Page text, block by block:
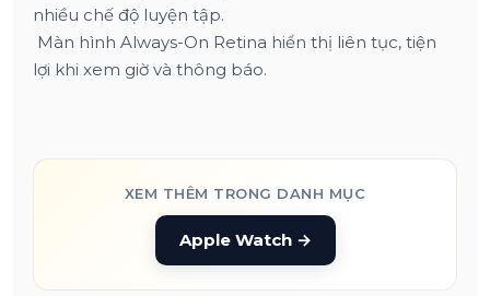
nhiều chế độ luyện tập.
Màn hình Always-On Retina hiển thị liên tục, tiện
lợi khi xem giờ và thông báo.
XEM THÊM TRONG DANH MỤC
Apple Watch→